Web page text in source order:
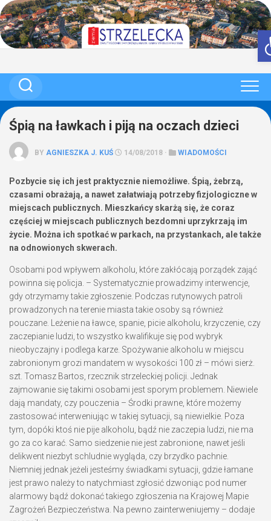
Skip
to
content
Śpią na ławkach i piją na oczach dzieci
BY AGNIESZKA J. KUŚ 14/08/2018 · WIADOMOŚCI
Pozbycie się ich jest praktycznie niemożliwe. Śpią, żebrzą,
czasami obrażają, a nawet załatwiają potrzeby fizjologiczne w
miejscach publicznych. Mieszkańcy skarżą się, że coraz
częściej w miejscach publicznych bezdomni uprzykrzają im
życie. Można ich spotkać w parkach, na przystankach, ale także
na odnowionych skwerach.
Osobami pod wpływem alkoholu, które zakłócają porządek zająć
powinna się policja. – Systematycznie prowadzimy interwencje,
gdy otrzymamy takie zgłoszenie. Podczas rutynowych patroli
prowadzonych na terenie miasta takie osoby są również
pouczane. Leżenie na ławce, spanie, picie alkoholu, krzyczenie, czy
zaczepianie ludzi, to wszystko kwalifikuje się pod wybryk
nieobyczajny i podlega karze. Spożywanie alkoholu w miejscu
zabronionym grozi mandatem w wysokości 100 zł – mówi sierż.
szt. Tomasz Bartos, rzecznik strzeleckiej policji. Jednak
zajmowanie się takimi osobami jest sporym problemem. Niewiele
dają mandaty, czy pouczenia – Środki prawne, które możemy
zastosować interweniując w takiej sytuacji, są niewielkie. Poza
tym, dopóki ktoś nie pije alkoholu, bądź nie zaczepia ludzi, nie ma
go za co karać. Samo siedzenie nie jest zabronione, nawet jeśli
delikwent niezbyt schludnie wygląda, czy brzydko pachnie.
Niemniej jednak jeżeli jesteśmy świadkami sytuacji, gdzie łamane
jest prawo należy to natychmiast zgłosić dzwoniąc pod numer
alarmowy bądź dokonać takiego zgłoszenia na Krajowej Mapie
Zagrożeń Bezpieczeństwa. Na pewno zainterweniujemy – dodaje